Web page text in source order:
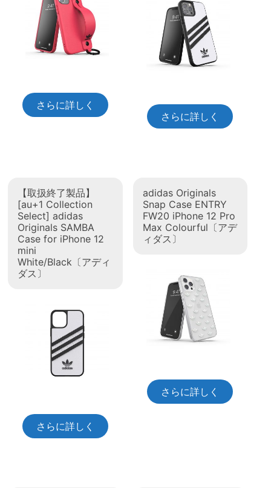
さらに詳しく
さらに詳しく
【取扱終了製品】
[au+1 Collection
Select] adidas
Originals SAMBA
Case for iPhone 12
mini
White/Black〔アディ
ダス〕
さらに詳しく
adidas Originals
Snap Case ENTRY
FW20 iPhone 12 Pro
Max Colourful〔アデ
ィダス〕
さらに詳しく